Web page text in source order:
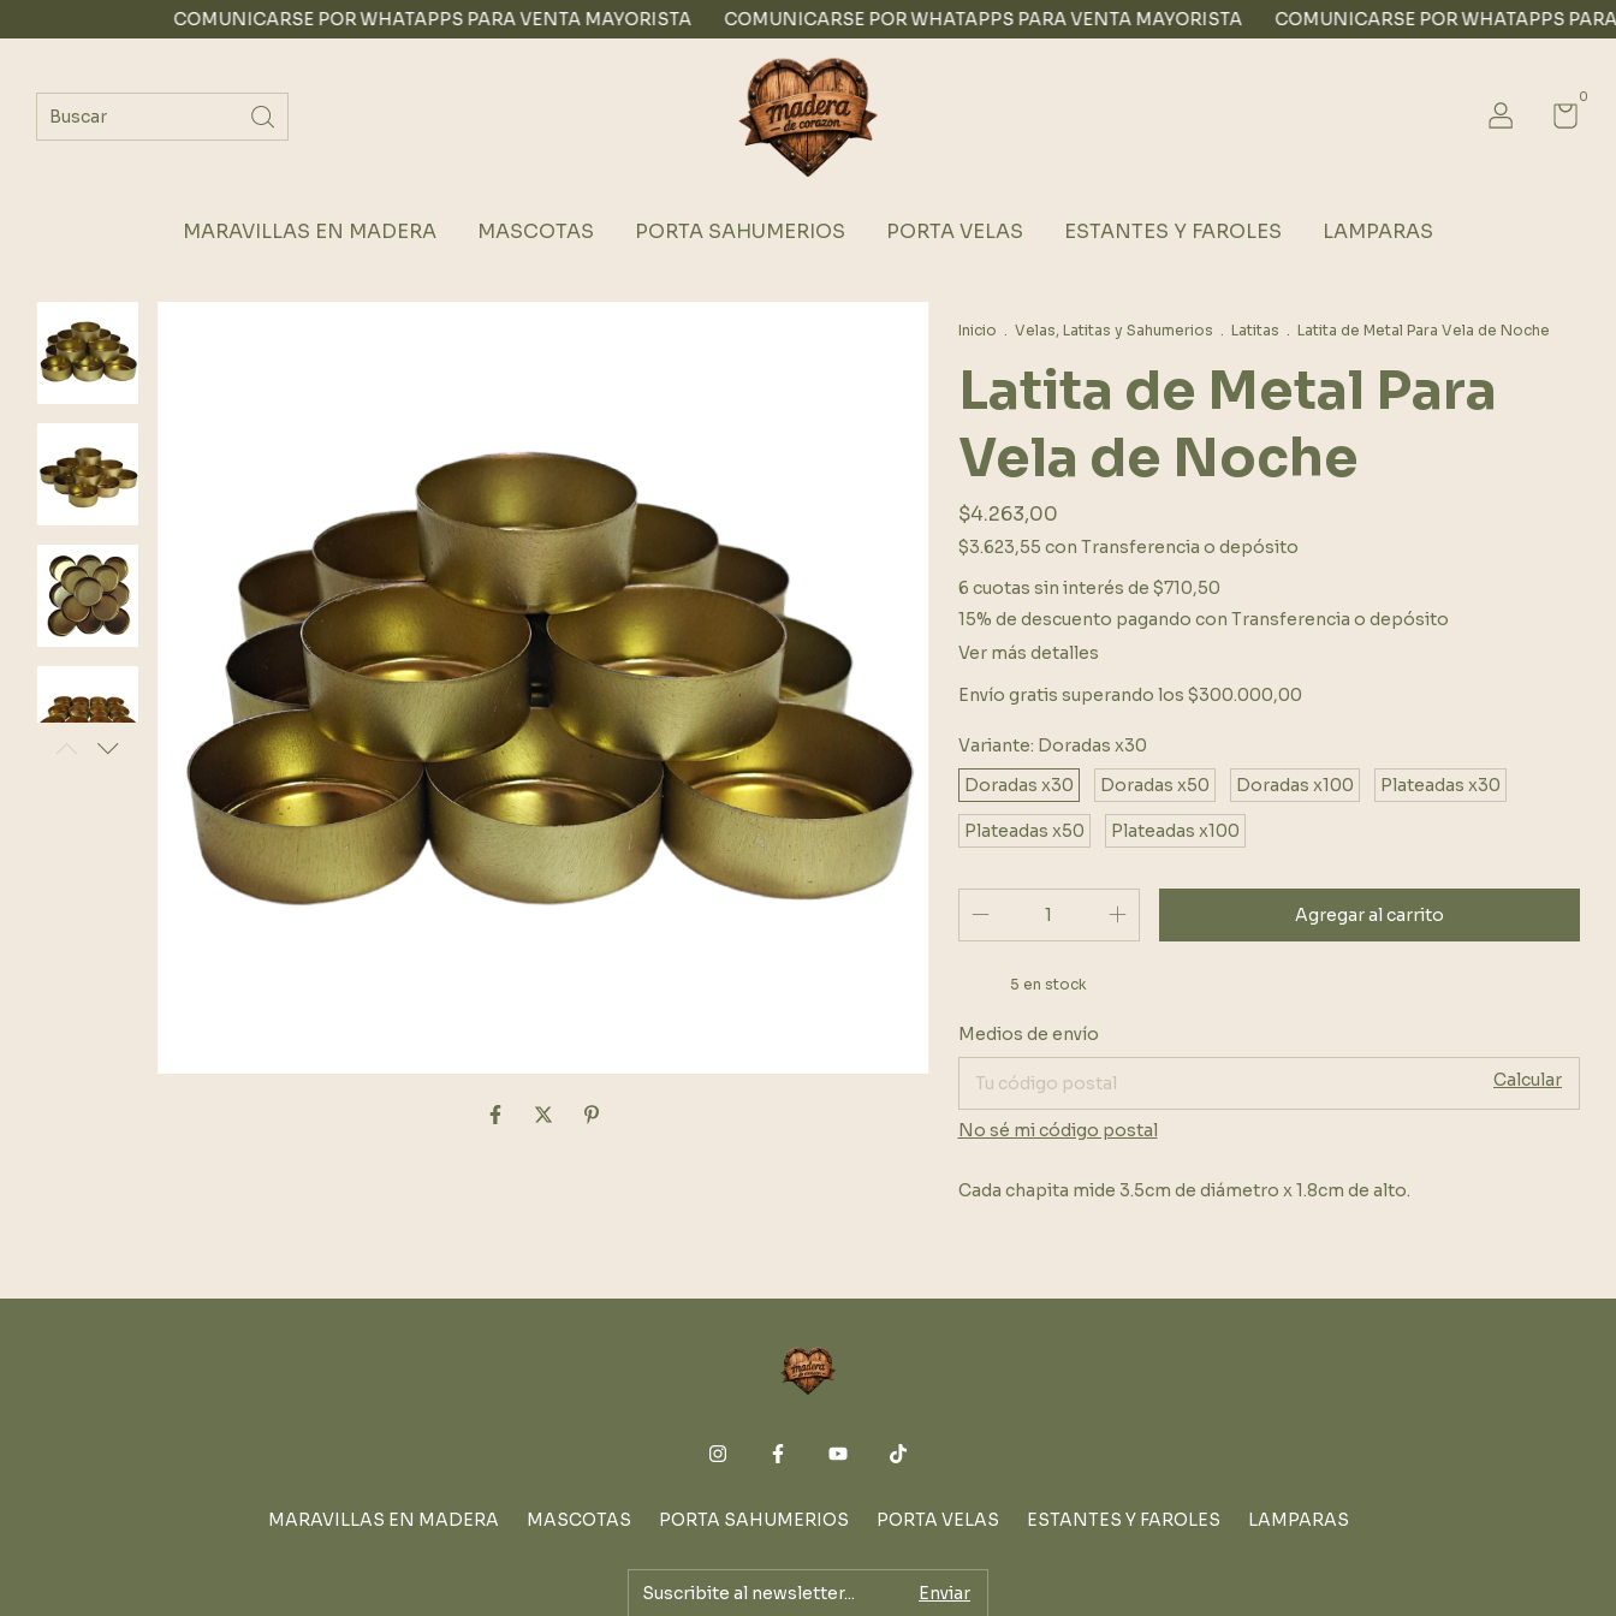
COMUNICARSE POR WHATAPPS PARA VENTA MAYORISTA COMUNICARSE POR WHATAPPS PARA VENTA MAYORISTA COMUNICARSE POR WHATAPPS PARA VENTA
0
MARAVILLAS EN MADERA MASCOTAS PORTA SAHUMERIOS PORTA VELAS ESTANTES Y FAROLES LAMPARAS
Inicio . Velas, Latitas y Sahumerios . Latitas . Latita de Metal Para Vela de Noche
Latita de Metal Para
Vela de Noche
$4.263,00
$3.623,55 con Transferencia o depósito
6 cuotas sin interés de $710,50
15% de descuento pagando con Transferencia o depósito
Ver más detalles
Envío gratis superando los $300.000,00
Variante: Doradas x30
Doradas x30
Doradas x50 Doradas x100 Plateadas x30
Plateadas x50 Plateadas x100
5 en stock
Entregas para el CP:
Medios de envío
Calcular
No sé mi código postal
Cada chapita mide 3.5cm de diámetro x 1.8cm de alto.
MARAVILLAS EN MADERA MASCOTAS PORTA SAHUMERIOS PORTA VELAS ESTANTES Y FAROLES LAMPARAS